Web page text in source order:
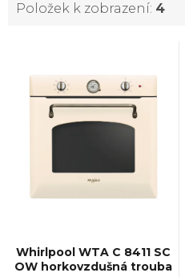
Položek k zobrazení: 4
p
Whirlpool WTA C 8411 SC
OW horkovzdušná trouba